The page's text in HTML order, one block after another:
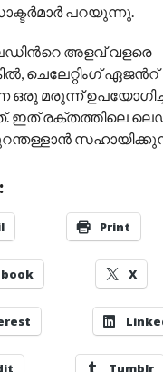
പറയുന്നു.
അളവ് വളരെ
ചെലേറ്റിംഗ് ഏജന്‍റ്
ഒരു മരുന്ന്
ഇത് രക്തത്തിലെ
Print
X
Tumblr